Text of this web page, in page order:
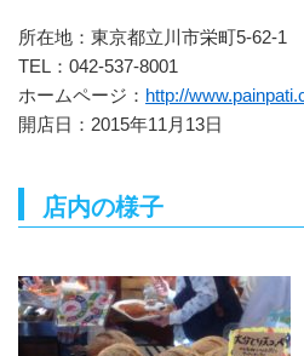
所在地：東京都立川市栄町5-62-1
TEL：042-537-8001
ホームページ： http://
開店日：2015年11月13日
店内の様子